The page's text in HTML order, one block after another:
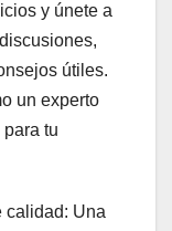
y únete a
útiles.
un experto
tu
calidad: Una